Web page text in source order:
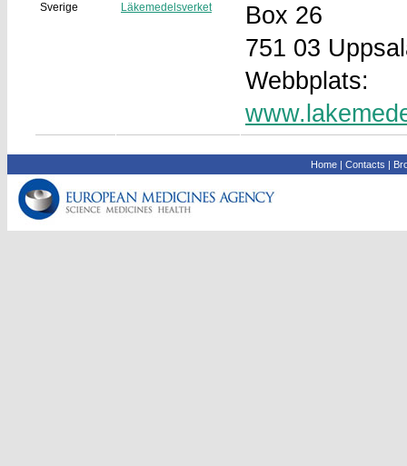
Sverige Läkemedelsverket
Box 26
751 03
Webbplats:
Home| Contacts |